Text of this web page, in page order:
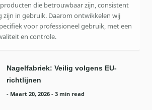
die betrouwbaar zijn, consistent
zijn in gebruik. Daarom ontwikkelen wij
voor professioneel gebruik, met een
en controle.
Nagelfabriek: Veilig volgens EU-
richtlijnen
- Maart 20, 2026 - 3 min read